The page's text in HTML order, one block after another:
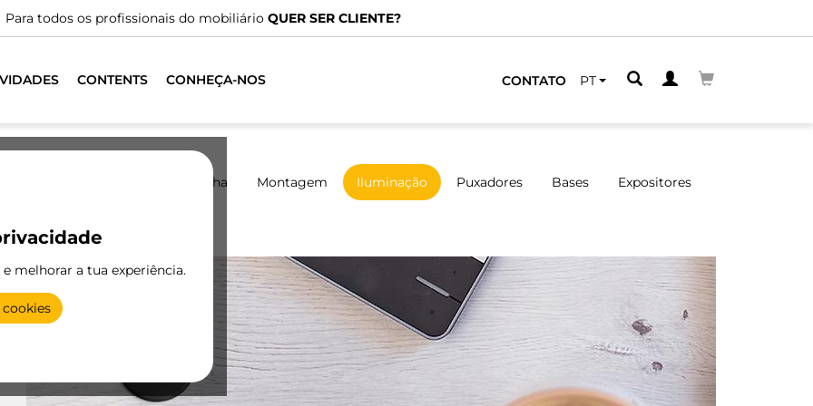
mobiliárioQUER SER CLIENTE?
CONTENTS CONHEÇA-NOS CONTATO PT
melhorar a tua experiência.
Cozinha Montagem Iluminação Puxadores Bases Expositores
Conectores